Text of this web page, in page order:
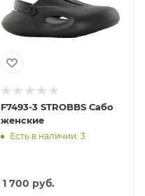
F7493-3 STROBBS Сабо
женские
Есть в наличии: 3
1 700 руб.